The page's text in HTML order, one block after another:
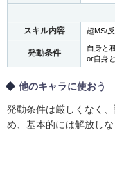
スキル内容
超MS/
発動条件
自身と
or自身
他のキャラに使おう
発動条件は厳しくなく
め、基本的には解放しな